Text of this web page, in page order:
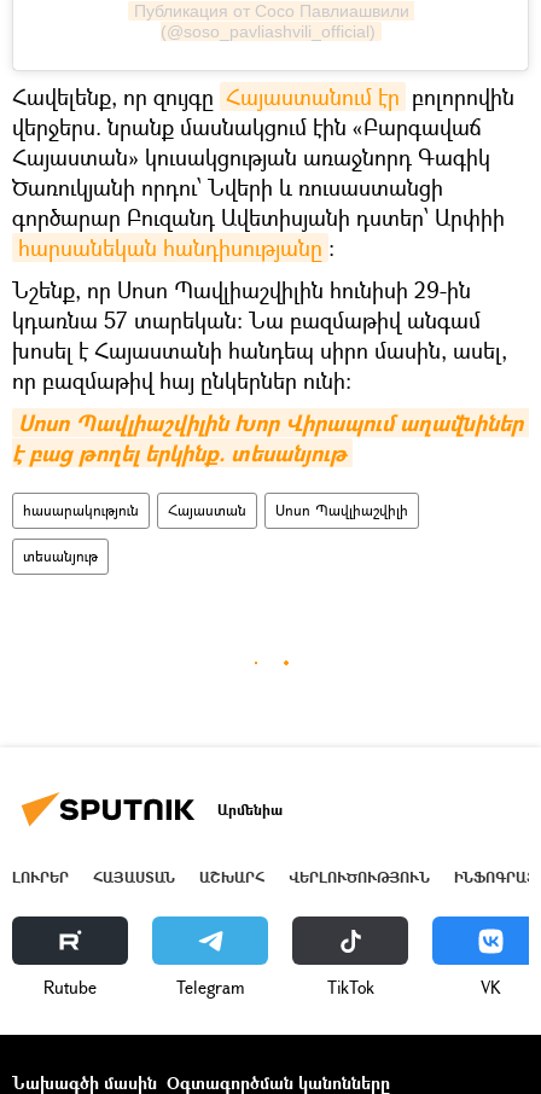
Публикация от Сосо Павлиашвили
(@soso_pavliashvili_official)
Հավելենք, որ զույգը Հայաստանում էր բոլորովին
վերջերս. նրանք մասնակցում էին «Բարգավաճ
Հայաստան» կուսակցության առաջնորդ Գագիկ
Ծառուկյանի որդու՝ Նվերի և ռուսաստանցի
գործարար Բուզանդ Ավետիսյանի դստեր՝ Արփիի
հարսանեկան հանդիսությանը :
Նշենք, որ Սոսո Պավլիաշվիլին հունիսի 29-ին
կդառնա 57 տարեկան։ Նա բազմաթիվ անգամ
խոսել է Հայաստանի հանդեպ սիրո մասին, ասել,
որ բազմաթիվ հայ ընկերներ ունի։
Սոսո Պավլիաշվիլին Խոր Վիրապում աղավնիներ
է բաց թողել երկինք. տեսանյութ
հասարակություն Հայաստան Սոսո Պավլիաշվիլի
տեսանյութ
Արմենիա
ԼՈՒՐԵՐ ՀԱՅԱՍՏԱՆ ԱՇԽԱՐՀ ՎԵՐԼՈՒԾՈՒԹՅՈՒՆ
Rutube Telegram ТikТоk VK
Նախագծի մասին Օգտագործման կանոնները